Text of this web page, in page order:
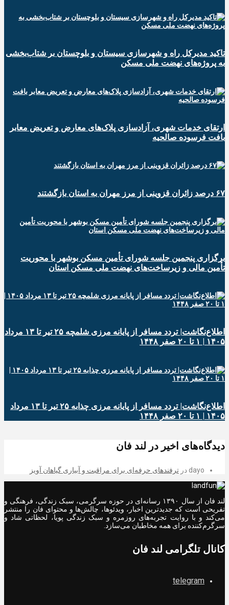
تاکید مدیرکل راه و شهرسازی سیستان و بلوچستان بر شتاب‌بخشی
به پروژه‌های نهضت ملی مسکن
ارتقای خدمات شهری، آزادسازی پلاک‌های معارض و تعریض معابر
بافت فرسوده صالحیه
۶۷ درصد زائران قزوینی از مرز مهران به استان بازگشتند
برگزاری پنجمین جلسه شورای تأمین مسکن بوشهر با محوریت
تأمین مالی و زیرساخت‌های نهضت ملی مسکن استان
اطلاع‌نگاشت| تردد مسافر از پایانه‌ مرزی شلمچه ۲۵ تیر تا ۱۳ مرداد
۱۴۰۵ | ۱ تا ۲۰ صفر ۱۴۴۸
اطلاع‌نگاشت| تردد مسافر از پایانه‌ مرزی چذابه ۲۵ تیر تا ۱۳ مرداد
۱۴۰۵ | ۱ تا ۲۰ صفر ۱۴۴۸
دیدگاه‌های اخیر در لند فان
dayo در ترفندهای حرفه‌ای برای مراقبت و آبیاری گیاهان آویز
لند فان از سال ۱۳۹۰ رسانه‌ای در حوزه سرگرمی، سبک زندگی، فرهنگی و
تفریحی است که جدیدترین اخبار، ویدئوها، چالش‌ها و محتوای فان را منتشر
می‌کند و با روایت تجربه‌های روزمره و سبک زندگی پویا، لحظاتی شاد و
سرگرم‌کننده برای همه مخاطبان می‌سازد.
کانال تلگرامی لند فان
telegram